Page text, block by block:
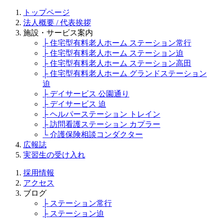
トップページ
法人概要 / 代表挨拶
施設・サービス案内
├ 住宅型有料老人ホーム ステーション常行
├ 住宅型有料老人ホーム ステーション迫
├ 住宅型有料老人ホーム ステーション高田
├ 住宅型有料老人ホーム グランドステーション
迫
├ デイサービス 公園通り
├ デイサービス 迫
├ ヘルパーステーション トレイン
├ 訪問看護ステーション カプラー
└ 介護保険相談コンダクター
広報誌
実習生の受け入れ
採用情報
アクセス
ブログ
├ ステーション常行
├ ステーション迫